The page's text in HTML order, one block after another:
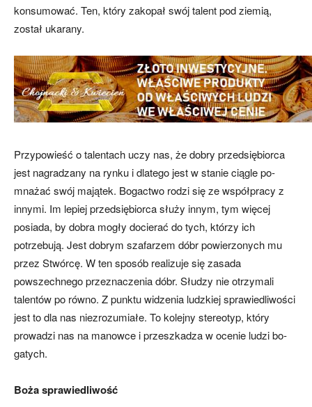
konsumować. Ten, który zakopał swój talent pod ziemią,
został ukarany.
Przypowieść o talentach uczy nas, że dobry przedsiębiorca
jest nagradzany na rynku i dlatego jest w stanie ciągle po­
mnażać swój majątek. Bogactwo rodzi się ze współpracy z
innymi. Im lepiej przedsiębiorca służy innym, tym wię­cej
posiada, by dobra mogły docierać do tych, którzy ich
potrzebują. Jest dobrym szafarzem dóbr powierzonych mu
przez Stwórcę. W ten sposób realizuje się za­sada
powszechnego przeznaczenia dóbr. Słudzy nie otrzymali
talentów po równo. Z punktu widzenia ludzkiej sprawiedli­wości
jest to dla nas niezrozumiałe. To kolejny stereotyp, który
prowadzi nas na manowce i przeszkadza w ocenie ludzi bo­
gatych.
Boża sprawiedliwość